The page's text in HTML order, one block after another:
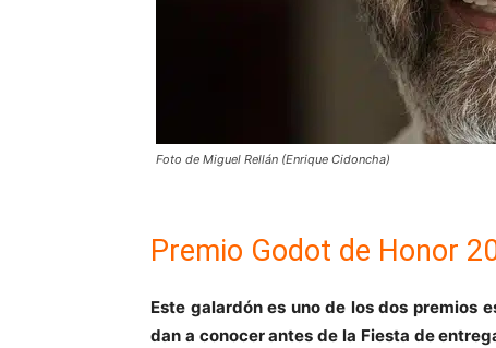
Foto de Miguel Rellán (Enrique Cidoncha)
Premio Godot de Honor
Este galardón es uno de los dos premios
dan a conocer antes de la Fiesta de